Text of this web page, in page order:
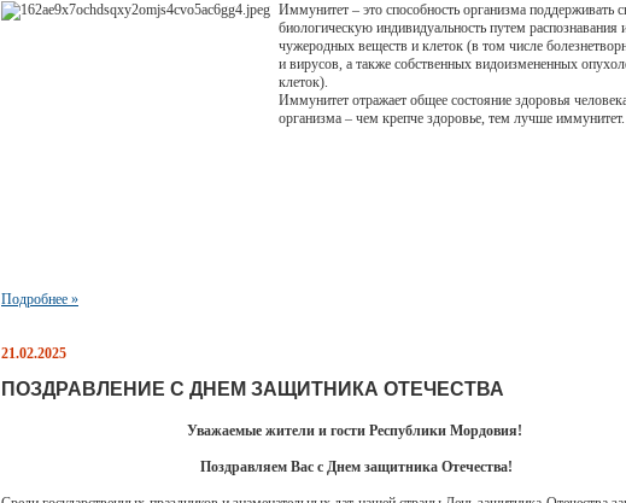
Иммунитет – это способность организма поддерживать
биологическую индивидуальность путем распознавания
чужеродных веществ и клеток (в том числе
и вирусов, а также собственных видоизмененных
клеток).
Иммунитет отражает общее состояние здоровья
организма – чем крепче здоровье, тем лучше иммунитет.
Подробнее »
21.02.2025
ПОЗДРАВЛЕНИЕ С ДНЕМ ЗАЩИТНИКА ОТЕЧЕСТВА
Уважаемые жители и гости Республики Мордовия!
Поздравляем Вас с Днем защитника Отечества!